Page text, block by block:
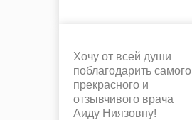
Хочу от всей души
поблагодарить самого
прекрасного и
отзывчивого врача
Аиду Ниязовну!